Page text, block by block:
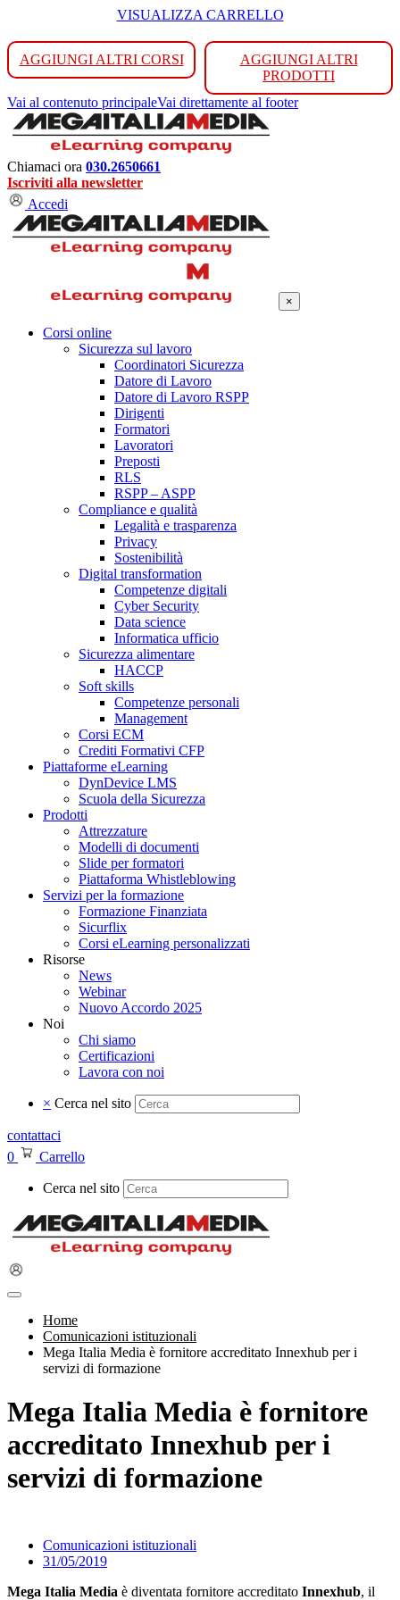
VISUALIZZA CARRELLO
AGGIUNGI ALTRI CORSI
AGGIUNGI ALTRI
PRODOTTI
Vai al contenuto principaleVai direttamente al footer
Chiamaci ora 030.2650661
Iscriviti alla newsletter
Accedi
×
Corsi online
Sicurezza sul lavoro
Coordinatori Sicurezza
Datore di Lavoro
Datore di Lavoro RSPP
Dirigenti
Formatori
Lavoratori
Preposti
RLS
RSPP – ASPP
Compliance e qualità
Legalità e trasparenza
Privacy
Sostenibilità
Digital transformation
Competenze digitali
Cyber Security
Data science
Informatica ufficio
Sicurezza alimentare
HACCP
Soft skills
Competenze personali
Management
Corsi ECM
Crediti Formativi CFP
Piattaforme eLearning
DynDevice LMS
Scuola della Sicurezza
Prodotti
Attrezzature
Modelli di documenti
Slide per formatori
Piattaforma Whistleblowing
Servizi per la formazione
Formazione Finanziata
Sicurflix
Corsi eLearning personalizzati
Risorse
News
Webinar
Nuovo Accordo 2025
Noi
Chi siamo
Certificazioni
Lavora con noi
× Cerca nel sito
contattaci
0
Carrello
Cerca nel sito
Home
Comunicazioni istituzionali
Mega Italia Media è fornitore accreditato Innexhub per i
servizi di formazione
Mega Italia Media è fornitore
accreditato Innexhub per i
servizi di formazione
Comunicazioni istituzionali
31/05/2019
Mega Italia Media è diventata fornitore accreditato Innexhub, il